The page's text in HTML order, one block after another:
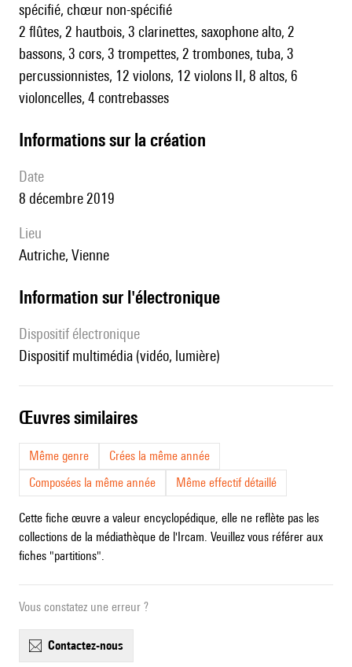
spécifié, chœur non-spécifié
2 flûtes, 2 hautbois, 3 clarinettes, saxophone alto, 2
bassons, 3 cors, 3 trompettes, 2 trombones, tuba, 3
percussionnistes, 12 violons, 12 violons II, 8 altos, 6
violoncelles, 4 contrebasses
informations sur la création
date
8 décembre 2019
lieu
Autriche, Vienne
Information sur l'électronique
Dispositif électronique
dispositif multimédia (vidéo, lumière)
œuvres similaires
Même genre
Crées la même année
Composées la même année
Même effectif détaillé
Cette fiche œuvre a valeur encyclopédique, elle ne reflète pas les
collections de la médiathèque de l'Ircam. Veuillez vous référer aux
fiches "partitions".
Vous constatez une erreur ?
contactez-nous